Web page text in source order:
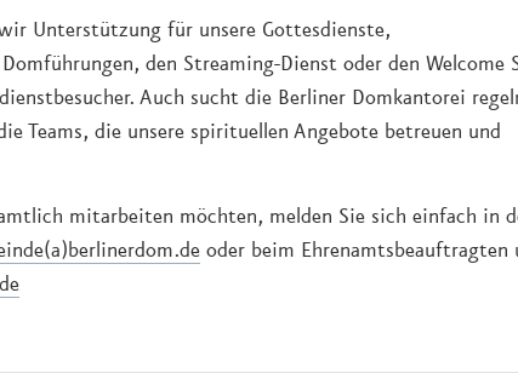
Unterstützung für unsere Gottesdienste,
den Streaming-Dienst oder den Welcome
Auch sucht die Berliner Domkantorei
Teams, die unsere spirituellen Angebote betreuen und
mitarbeiten möchten, melden Sie sich einfach in
oder beim Ehrenamtsbeauftragten